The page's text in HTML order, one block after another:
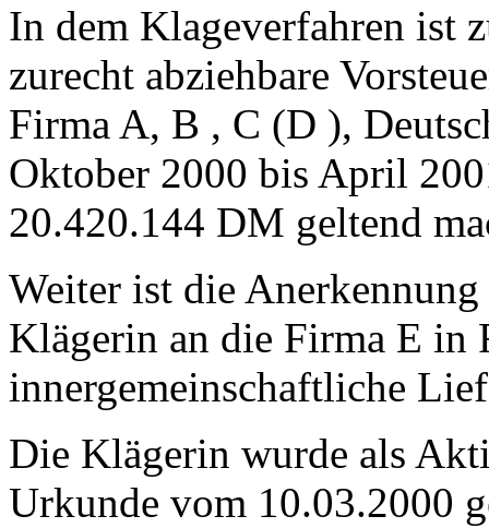
In dem Klageverfahren ist
zurecht abziehbare
Firma A, B , C (D ),
Oktober 2000 bis April
20.420.144 DM geltend
Weiter ist die
Klägerin an die Firma E in
innergemeinschaftliche
Die Klägerin wurde als
Urkunde vom 10.03.2000